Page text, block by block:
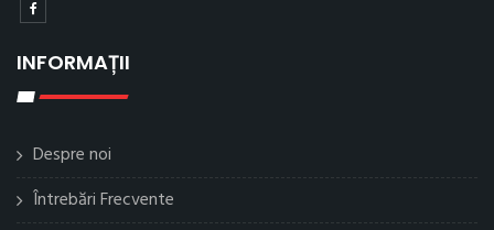
INFORMAȚII
Despre noi
Întrebări Frecvente